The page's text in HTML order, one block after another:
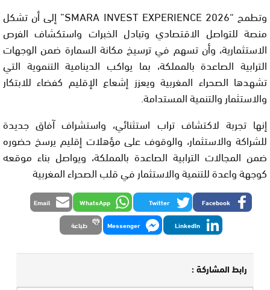
وتطمح “SMARA INVEST EXPERIENCE 2026” إلى أن تشكل
منصة للتواصل الاقتصادي وتبادل الخبرات واستكشاف الفرص
الاستثمارية، وأن تسهم في ترسيخ مكانة السمارة ضمن الوجهات
الترابية الصاعدة بالمملكة، بما يواكب الدينامية التنموية التي
تشهدها الصحراء المغربية ويعزز إشعاع الإقليم كفضاء للابتكار
والاستثمار والتنمية المستدامة.
إنها تجربة لاكتشاف تراب استثنائي، واستشراف آفاق جديدة
للشراكة والاستثمار، والوقوف على مؤهلات إقليم يرسخ حضوره
ضمن المجالات الترابية الصاعدة بالمملكة، ويواصل بناء موقعه
كوجهة واعدة للتنمية والاستثمار في قلب الصحراء المغربية
Facebook
Twitter
WhatsApp
Email
LinkedIn
Messenger طباعة
رابط المشاركة :